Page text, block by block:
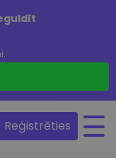
Reģistrēties